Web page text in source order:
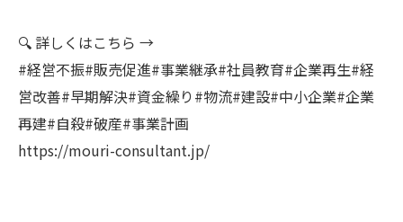
🔍 詳しくはこちら →
#経営不振#販売促進#事業継承#社員教育#企業再生#経
営改善#早期解決#資金繰り#物流#建設#中小企業#企業
再建#自殺#破産#事業計画
https://mouri-consultant.jp/